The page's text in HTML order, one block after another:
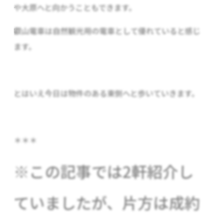
や大原へと向かうこともできます。
叡山電車は自然観光用の電車として優れていると感じ
ます。
とはいえ今日は物件のある東側へと歩いていきます。
＊＊＊
※この記事では2軒紹介し
ていましたが、片方は成約